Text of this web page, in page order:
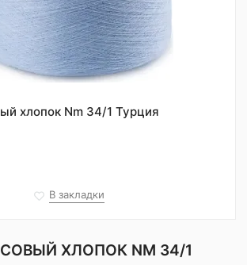
хлопок Nm 34/1 Турция
В закладки
ХЛОПОК NM 34/1